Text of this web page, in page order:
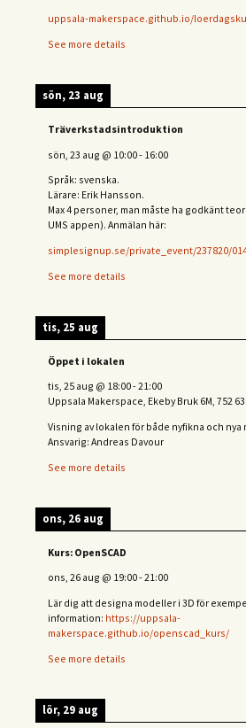
uppsala-makerspace.github.io/
See more details
sön, 23 aug
Träverkstadsintroduktion
sön, 23 aug @ 10:00- 16:00
Språk: svenska.
Lärare: Erik Hansson.
Max 4 personer, man måste ha godkänt
UMS appen). Anmälan här:
simplesignup.se/private_event/237820/
See more details
tis, 25 aug
Öppet i lokalen
tis, 25 aug @ 18:00-21:00
Uppsala Makerspace, Ekeby Bruk 6M, 752
Visning av lokalen för både nyfikna och nya
Ansvarig: Andreas Davour
See more details
ons, 26 aug
Kurs: OpenSCAD
ons, 26 aug @ 19:00-21:00
Lär dig att designa modeller i 3D för
information: https://uppsala-
makerspace.github.io/openscad_kurs/
See more details
lör, 29 aug